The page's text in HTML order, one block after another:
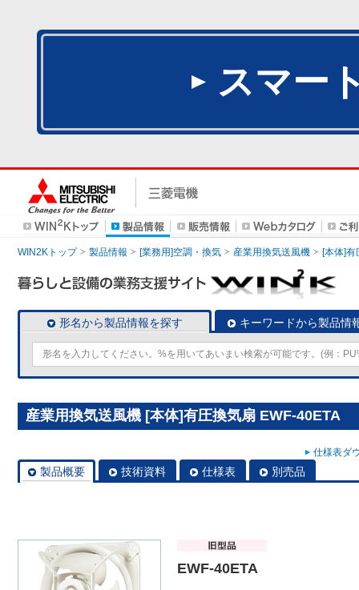
スマー
WIN2Kトップ 製品情報 [業務用]空調・換気 産業用換気送風機 [本体]有
形名から製品情報を探す キーワードから製品情
産業用換気送風機 [本体]有圧換気扇 EWF-40ETA
仕様表ダ
製品概要 技術資料 仕様表 別売品
EWF-40ETA